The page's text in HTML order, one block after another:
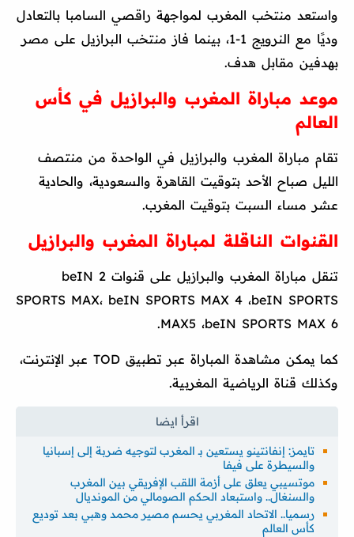
واستعد منتخب المغرب لمواجهة راقصي السامبا بالتعادل
وديًا مع النرويج 1-1، بينما فاز منتخب البرازيل على مصر
بهدفين مقابل هدف.
موعد مباراة المغرب والبرازيل في كأس
العالم
تقام مباراة المغرب والبرازيل في الواحدة من منتصف
الليل صباح الأحد بتوقيت القاهرة والسعودية، والحادية
عشر مساء السبت بتوقيت المغرب.
القنوات الناقلة لمباراة المغرب والبرازيل
تنقل مباراة المغرب والبرازيل على قنوات 2 beIN
SPORTS MAX، beIN SPORTS MAX 4 ،beIN SPORTS
MAX5 ،beIN SPORTS MAX 6.
كما يمكن مشاهدة المباراة عبر تطبيق TOD عبر الإنترنت،
وكذلك قناة الرياضية المغربية.
تايمز: إنفانتينو يستعين بـ المغرب لتوجيه ضربة إلى إسبانيا
والسيطرة على فيفا
موتسيبي يعلق على أزمة اللقب الإفريقي بين المغرب
والسنغال.. واستبعاد الحكم الصومالي من المونديال
رسميا.. الاتحاد المغربي يحسم مصير محمد وهبي بعد توديع
كأس العالم